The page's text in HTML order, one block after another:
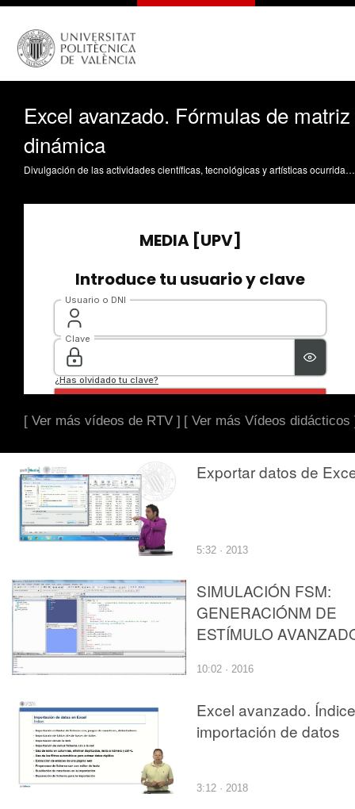
Excel avanzado. Fórmulas de matriz
dinámica
Divulgación de las actividades científicas, tecnológicas y artísticas ocurridas en los tres campus de la UPV
[ Ver más vídeos de RTV ] [ Ver más Vídeos didácticos
Exportar datos de
5:32 · 2013
SIMULACIÓN FSM:
GENERACIÓNM DE
ESTÍMULO
10:02 · 2016
Excel avanzado. Índice
importación de datos
3:12 · 2018